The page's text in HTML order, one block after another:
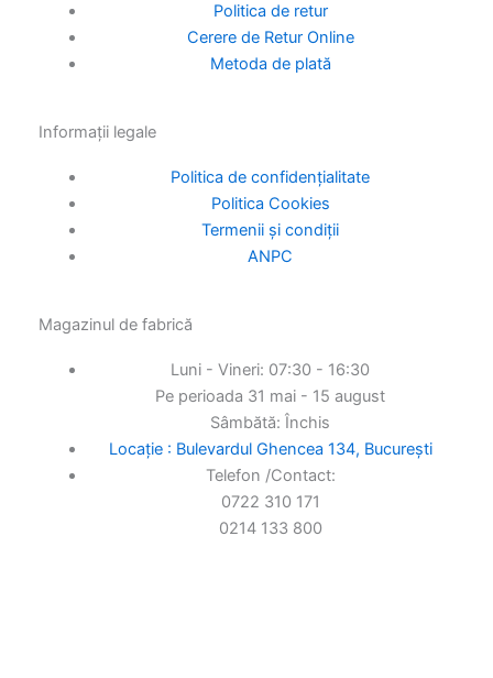
Politica de retur
Cerere de Retur Online
Metoda de plată
Informații legale
Politica de confidențialitate
Politica Cookies
Termenii și condiții
ANPC
Magazinul de fabrică
Luni - Vineri: 07:30 - 16:30
Pe perioada 31 mai - 15 august
Sâmbătă: Închis
Locație : Bulevardul Ghencea 134, București
Telefon /Contact:
0722 310 171
0214 133 800